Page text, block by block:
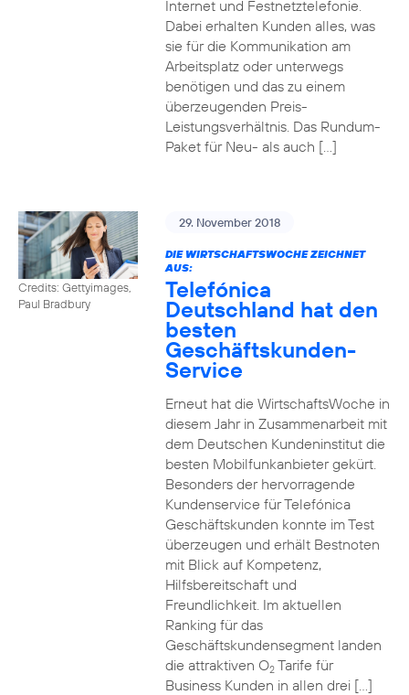
Internet und Festnetztelefonie.
Dabei erhalten Kunden alles, was
sie für die Kommunikation am
Arbeitsplatz oder unterwegs
benötigen und das zu einem
überzeugenden Preis-
Leistungsverhältnis. Das Rundum-
Paket für Neu- als auch […]
Credits: Gettyimages,
Paul Bradbury
29. November 2018
DIE WIRTSCHAFTSWOCHE ZEICHNET
AUS:
Telefónica
Deutschland hat den
besten
Geschäftskunden-
Service
Erneut hat die WirtschaftsWoche in
diesem Jahr in Zusammenarbeit mit
dem Deutschen Kundeninstitut die
besten Mobilfunkanbieter gekürt.
Besonders der hervorragende
Kundenservice für Telefónica
Geschäftskunden konnte im Test
überzeugen und erhält Bestnoten
mit Blick auf Kompetenz,
Hilfsbereitschaft und
Freundlichkeit. Im aktuellen
Ranking für das
Geschäftskundensegment landen
die attraktiven O2Tarife für
Business Kunden in allen drei […]